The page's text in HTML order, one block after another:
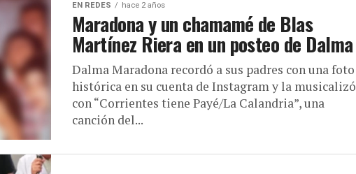
EN REDES hace 2 años
Maradona y un chamamé de Blas
Martínez Riera en un posteo de Dalma
Dalma Maradona recordó a sus padres con una foto
histórica en su cuenta de Instagram y la musicalizó
con “Corrientes tiene Payé/La Calandria”, una
canción del...